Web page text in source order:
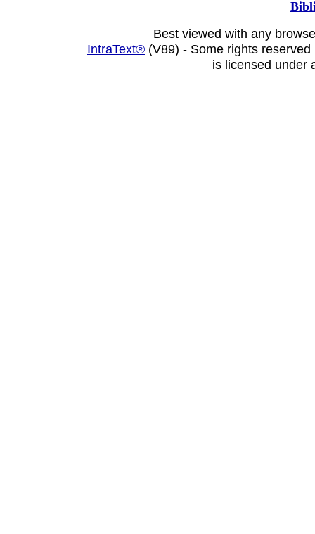
Best viewed with any
IntraText® (V89) - Some rights
is licensed under